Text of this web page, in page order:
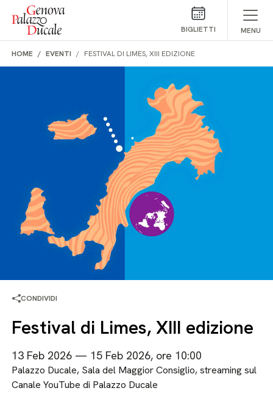
Salta al contenuto
BIGLIETTI MENU
HOME EVENTI FESTIVAL DI LIMES, XIII EDIZIONE
CONDIVIDI
Festival di Limes, XIII edizione
13 Feb 2026 — 15 Feb 2026, ore 10:00
Palazzo Ducale, Sala del Maggior Consiglio, streaming sul
Canale YouTube di Palazzo Ducale